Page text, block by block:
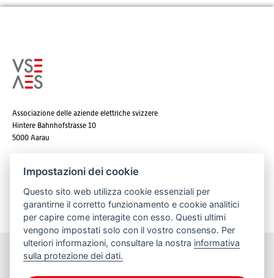
Associazione delle aziende elettriche svizzere
Hintere Bahnhofstrasse 10
5000 Aarau
E-mail: info@strom.ch
Rimanere informato
Impostazioni dei cookie
Questo sito web utilizza cookie essenziali per
garantirne il corretto funzionamento e cookie analitici
per capire come interagite con esso. Questi ultimi
vengono impostati solo con il vostro consenso. Per
ulteriori informazioni, consultare la nostra informativa
sulla protezione dei dati.